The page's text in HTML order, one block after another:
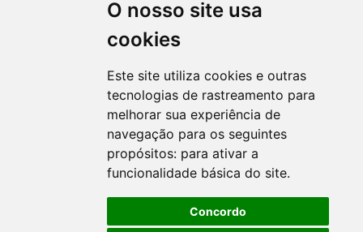
O nosso site usa
cookies
Este site utiliza cookies e outras
tecnologias de rastreamento para
melhorar sua experiência de
navegação para os seguintes
propósitos: para ativar a
funcionalidade básica do site.
Concordo
Revista Extensão em Foco
ISSN 2358-7180 (on-line)
revistaextensao@ufpr.br